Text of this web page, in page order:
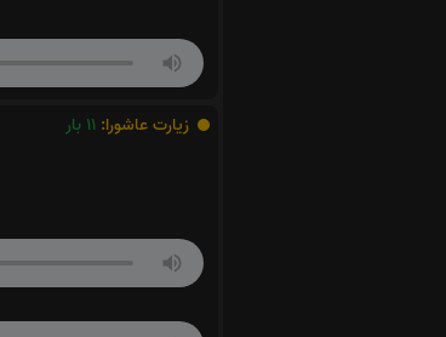
زیارت عاشورا: 11 بار